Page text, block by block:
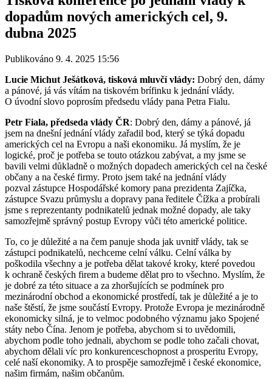
dopadům nových amerických cel, 9.
dubna 2025
Publikováno 9. 4. 2025 15:56
Lucie Michut Ješátková, tisková mluvčívlády: Dobrý den, dámy
a pánové, já vás vítám na tiskovém brífinku k jednání vlády.
O úvodní slovo poprosím předsedu vlády pana Petra Fialu.
Petr Fiala, předseda vlády ČR: Dobrý den, dámy a pánové, já
jsem na dnešní jednání vlády zařadil bod, který se týká dopadu
amerických cel na Evropu a naši ekonomiku. Já myslím, že je
logické, proč je potřeba se touto otázkou zabývat, a my jsme se
bavili velmi důkladně o možných dopadech amerických cel na české
občany a na české firmy. Proto jsem také na jednání vlády
pozval zástupce Hospodářské komory pana prezidenta Zajíčka,
zástupce Svazu průmyslu a dopravy pana ředitele Čížka a probírali
jsme s reprezentanty podnikatelů jednak možné dopady, ale taky
samozřejmě správný postup Evropy vůči této americké politice.
To, co je důležité a na čem panuje shoda jak uvnitř vlády, tak se
zástupci podnikatelů, nechceme celní válku. Celní válka by
poškodila všechny a je potřeba dělat takové kroky, které povedou
k ochraně českých firem a budeme dělat pro to všechno. Myslím, že
je dobré za této situace a za zhoršujících se podmínek pro
mezinárodní obchod a ekonomické prostředí, tak je důležité a je to
naše štěstí, že jsme součástí Evropy. Protože Evropa je mezinárodně
ekonomicky silná, je to velmoc podobného významu jako Spojené
státy nebo Čína. Jenom je potřeba, abychom si to uvědomili,
abychom podle toho jednali, abychom se podle toho začali chovat,
abychom dělali víc pro konkurenceschopnost a prosperitu Evropy,
celé naší ekonomiky. A to prospěje samozřejmě i české ekonomice,
našim firmám, našim občanům.